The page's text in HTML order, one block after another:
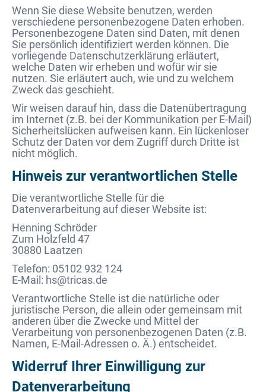
Wenn Sie diese Website benutzen, werden
verschiedene personenbezogene Daten erhoben.
Personenbezogene Daten sind Daten, mit denen
Sie persönlich identifiziert werden können. Die
vorliegende Datenschutzerklärung erläutert,
welche Daten wir erheben und wofür wir sie
nutzen. Sie erläutert auch, wie und zu welchem
Zweck das geschieht.
Wir weisen darauf hin, dass die Datenübertragung
im Internet (z.B. bei der Kommunikation per E-Mail)
Sicherheitslücken aufweisen kann. Ein lückenloser
Schutz der Daten vor dem Zugriff durch Dritte ist
nicht möglich.
Hinweis zur verantwortlichen Stelle
Die verantwortliche Stelle für die
Datenverarbeitung auf dieser Website ist:
Henning Schröder
Zum Holzfeld 47
30880 Laatzen
Telefon: 05102 932 124
E-Mail: hs@tricas.de
Verantwortliche Stelle ist die natürliche oder
juristische Person, die allein oder gemeinsam mit
anderen über die Zwecke und Mittel der
Verarbeitung von personenbezogenen Daten (z.B.
Namen, E-Mail-Adressen o. Ä.) entscheidet.
Widerruf Ihrer Einwilligung zur
Datenverarbeitung